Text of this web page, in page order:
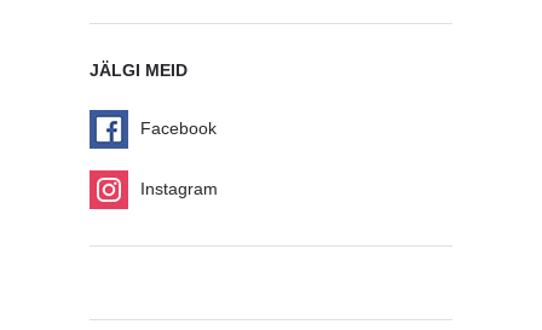
JÄLGI MEID
Facebook
Instagram